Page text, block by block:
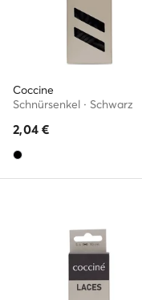
Coccine
Schnürsenkel · Schwarz
2,04 €